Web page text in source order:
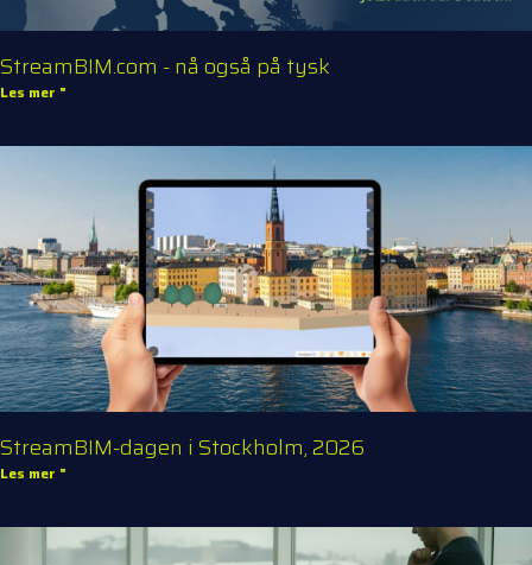
StreamBIM.com - nå også på tysk
Les mer "
StreamBIM-dagen i Stockholm, 2026
Les mer "